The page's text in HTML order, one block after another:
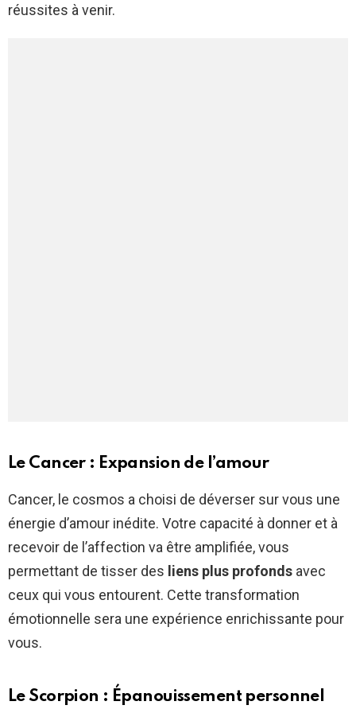
réussites à venir.
Le Cancer : Expansion de l’amour
Cancer, le cosmos a choisi de déverser sur vous une
énergie d’amour inédite. Votre capacité à donner et à
recevoir de l’affection va être amplifiée, vous
permettant de tisser des liens plus profonds avec
ceux qui vous entourent. Cette transformation
émotionnelle sera une expérience enrichissante pour
vous.
Le Scorpion : Épanouissement personnel